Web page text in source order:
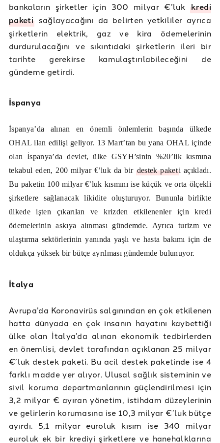
bankaların şirketler için 300 milyar €’lukkredi
paketisağlayacağını da belirten yetkililer ayrıca
şirketlerin elektrik, gaz ve kira ödemelerinin
durdurulacağını ve sıkıntıdaki şirketlerin ileri bir
tarihte gerekirse kamulaştırılabileceğini de
gündeme getirdi.
İspanya
İspanya’da alınan en önemli önlemlerin başında ülkede
OHAL ilan edilişi geliyor. 13 Mart’tan bu yana OHAL içinde
olan İspanya’da devlet, ülke GSYH’sinin %20’lik kısmına
tekabul eden, 200 milyar €’luk da bir destek paketi açıkladı.
Bu paketin 100 milyar €’luk kısmını ise küçük ve orta ölçekli
şirketlere sağlanacak likidite oluşturuyor. Bununla birlikte
ülkede işten çıkarılan ve krizden etkilenenler için kredi
ödemelerinin askıya alınması gündemde. Ayrıca turizm ve
ulaştırma sektörlerinin yanında yaşlı ve hasta bakımı için de
oldukça yüksek bir bütçe ayrılması gündemde bulunuyor.
İtalya
Avrupa’da Koronavirüs salgınından en çok etkilenen
hatta dünyada en çok insanın hayatını kaybettiği
ülke olan İtalya’da alınan ekonomik tedbirlerden
en önemlisi, devlet tarafından açıklanan 25 milyar
€’luk destek paketi. Bu acil destek paketinde ise 4
farklı madde yer alıyor. Ulusal sağlık sisteminin ve
sivil koruma departmanlarının güçlendirilmesi için
3,2 milyar € ayıran yönetim, istihdam düzeylerinin
ve gelirlerin korumasına ise 10,3 milyar €’luk bütçe
ayırdı. 5,1 milyar euroluk kısım ise 340 milyar
euroluk ek bir krediyi şirketlere ve hanehalklarına